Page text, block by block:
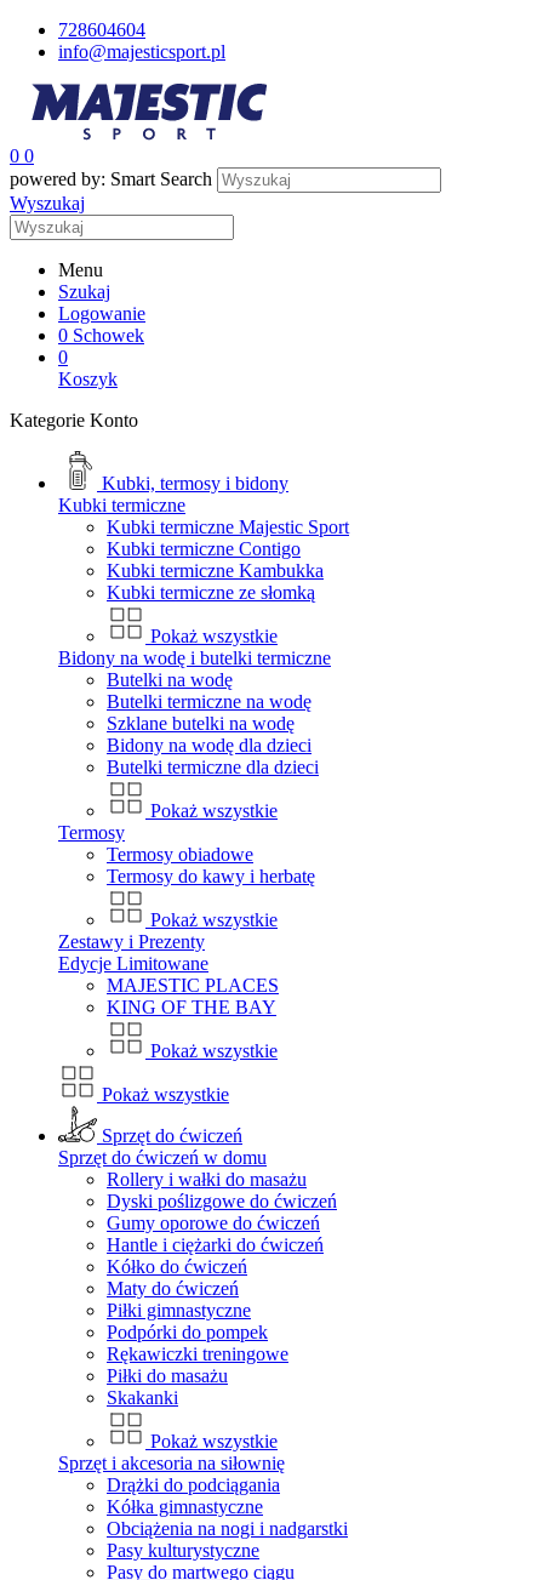
728604604
info@majesticsport.pl
0 0
powered by: Smart Search
Wyszukaj
Menu
Szukaj
Logowanie
0 Schowek
0
Koszyk
Kategorie Konto
Kubki, termosy i bidony
Kubki termiczne
Kubki termiczne Majestic Sport
Kubki termiczne Contigo
Kubki termiczne Kambukka
Kubki termiczne ze słomką
Pokaż wszystkie
Bidony na wodę i butelki termiczne
Butelki na wodę
Butelki termiczne na wodę
Szklane butelki na wodę
Bidony na wodę dla dzieci
Butelki termiczne dla dzieci
Pokaż wszystkie
Termosy
Termosy obiadowe
Termosy do kawy i herbatę
Pokaż wszystkie
Zestawy i Prezenty
Edycje Limitowane
MAJESTIC PLACES
KING OF THE BAY
Pokaż wszystkie
Pokaż wszystkie
Sprzęt do ćwiczeń
Sprzęt do ćwiczeń w domu
Rollery i wałki do masażu
Dyski poślizgowe do ćwiczeń
Gumy oporowe do ćwiczeń
Hantle i ciężarki do ćwiczeń
Kółko do ćwiczeń
Maty do ćwiczeń
Piłki gimnastyczne
Podpórki do pompek
Rękawiczki treningowe
Piłki do masażu
Skakanki
Pokaż wszystkie
Sprzęt i akcesoria na siłownię
Drążki do podciągania
Kółka gimnastyczne
Obciążenia na nogi i nadgarstki
Pasy kulturystyczne
Pasy do martwego ciągu